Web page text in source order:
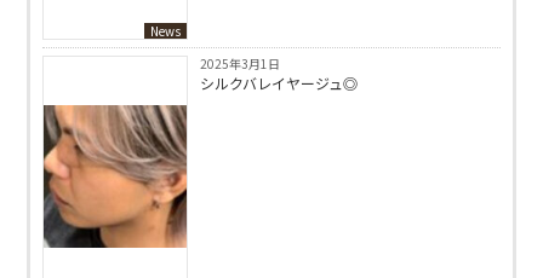
News
2025年3月1日
シルクバレイヤージュ◎